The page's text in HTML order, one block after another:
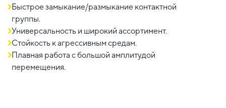
Быстрое замыкание/размыкание контактной
группы.
Универсальность и широкий ассортимент.
Стойкость к агрессивным средам.
Плавная работа с большой амплитудой
перемещения.